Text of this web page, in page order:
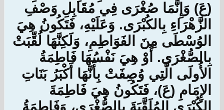
(عَ) وَإِنَّمَا صُغْرَى فِي مُقَابِلِ وَصْفِ
الزَّهْرَاءِ بِالكُبْرَى. وَعَلَيْهِ، فَتَكُونُ هِيَ
الوُسْطَى مِنَ الفَوَاطِمِ، وَلَكِنَّهَا لُقِّبَتْ
بِالصُّغْرَى. أَوْ هِيَ نَفْسُهَا فَاطِمَةُ
الأُولَى الَّتِي وُصِفَتْ بِأَنَّهَا أَكْبَرُ بَنَاتِ
الإِمَامِ (عَ)، فَتَكُونُ هِيَ فَاطِمَةَ
الكُبْرَى المُلَقَّبَةَ بِالصُّغْرَى، وَفَاطِمَةُ